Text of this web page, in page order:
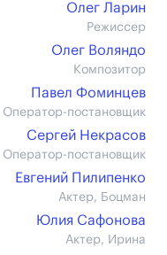
Олег Ларин
Режиссер
Олег Воляндо
Композитор
Павел Фоминцев
Оператор-постановщик
Сергей Некрасов
Оператор-постановщик
Евгений Пилипенко
Актер, Боцман
Юлия Сафонова
Актер, Ирина